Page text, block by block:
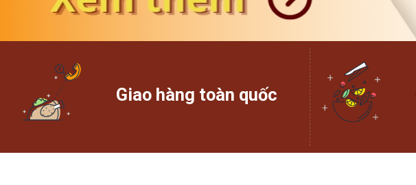
Giao hàng toàn quốc